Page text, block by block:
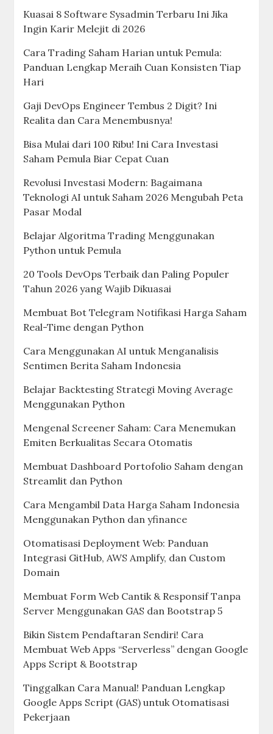
Kuasai 8 Software Sysadmin Terbaru Ini Jika
Ingin Karir Melejit di 2026
Cara Trading Saham Harian untuk Pemula:
Panduan Lengkap Meraih Cuan Konsisten Tiap
Hari
Gaji DevOps Engineer Tembus 2 Digit? Ini
Realita dan Cara Menembusnya!
Bisa Mulai dari 100 Ribu! Ini Cara Investasi
Saham Pemula Biar Cepat Cuan
Revolusi Investasi Modern: Bagaimana
Teknologi AI untuk Saham 2026 Mengubah Peta
Pasar Modal
Belajar Algoritma Trading Menggunakan
Python untuk Pemula
20 Tools DevOps Terbaik dan Paling Populer
Tahun 2026 yang Wajib Dikuasai
Membuat Bot Telegram Notifikasi Harga Saham
Real-Time dengan Python
Cara Menggunakan AI untuk Menganalisis
Sentimen Berita Saham Indonesia
Belajar Backtesting Strategi Moving Average
Menggunakan Python
Mengenal Screener Saham: Cara Menemukan
Emiten Berkualitas Secara Otomatis
Membuat Dashboard Portofolio Saham dengan
Streamlit dan Python
Cara Mengambil Data Harga Saham Indonesia
Menggunakan Python dan yfinance
Otomatisasi Deployment Web: Panduan
Integrasi GitHub, AWS Amplify, dan Custom
Domain
Membuat Form Web Cantik & Responsif Tanpa
Server Menggunakan GAS dan Bootstrap 5
Bikin Sistem Pendaftaran Sendiri! Cara
Membuat Web Apps “Serverless” dengan Google
Apps Script & Bootstrap
Tinggalkan Cara Manual! Panduan Lengkap
Google Apps Script (GAS) untuk Otomatisasi
Pekerjaan